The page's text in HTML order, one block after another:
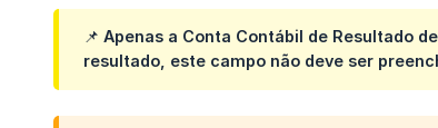
📌 Apenas a Conta Contábil de Resultado
resultado, este campo não deve ser